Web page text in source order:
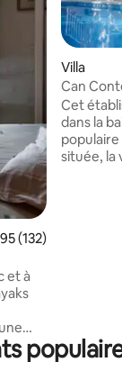
moyenne
(132)
et à
Villa
Can
Cet
dans la
située, la